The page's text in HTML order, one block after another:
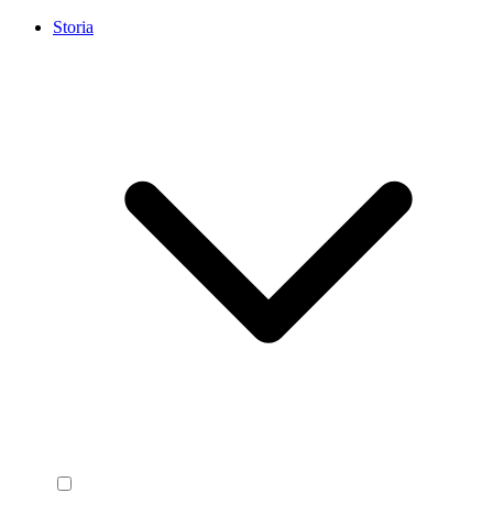
Storia